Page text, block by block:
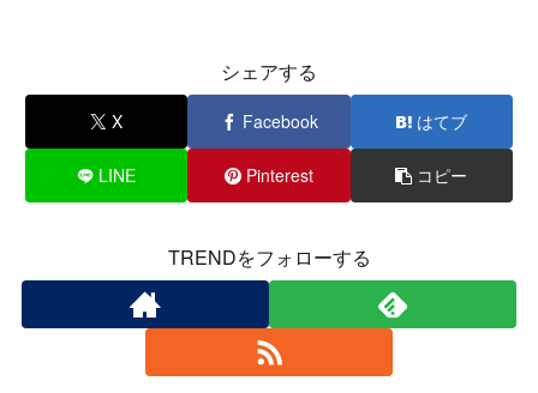
シェアする
X Facebook はてブ
LINE Pinterest コピー
TRENDをフォローする